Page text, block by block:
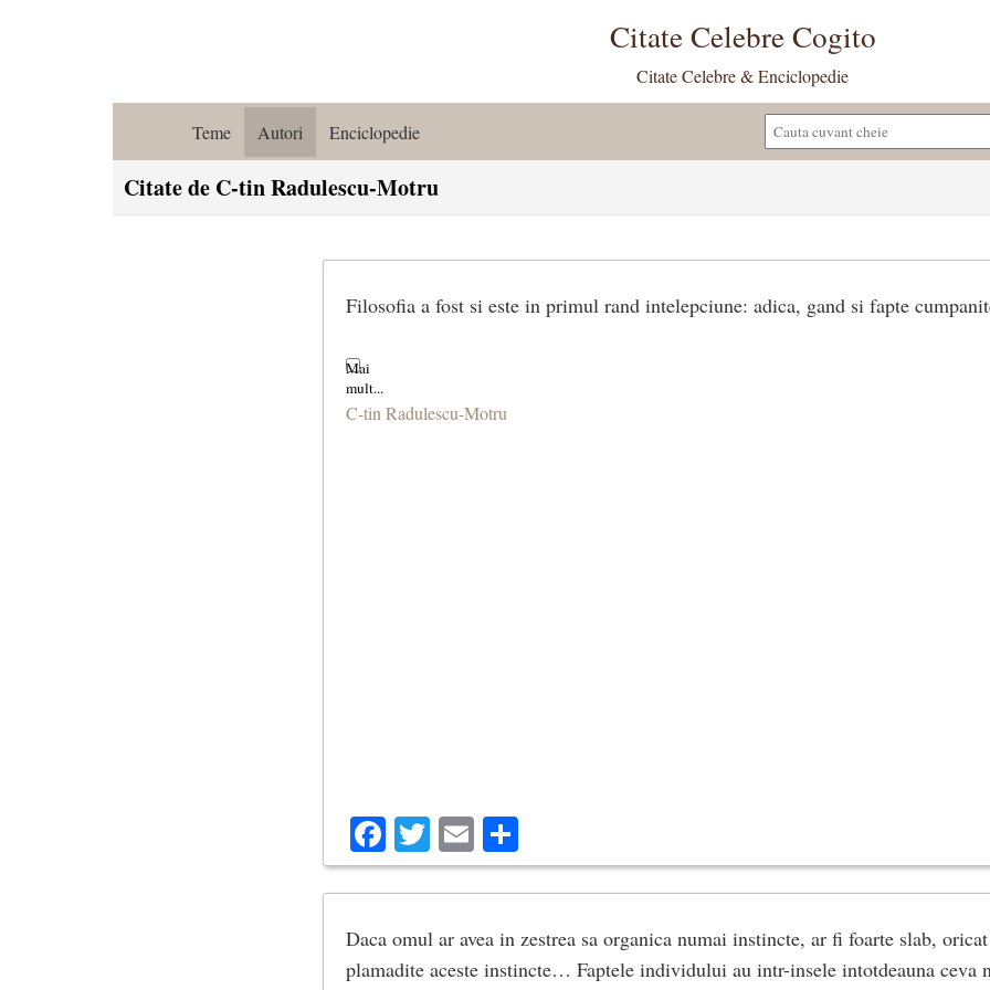
Citate Celebre Cogito
Citate Celebre & Enciclopedie
Teme Autori Enciclopedie
Citate de C-tin Radulescu-Motru
Filosofia a fost si este in primul rand intelepciune: adica, gand si fapte
C-tin Radulescu-Motru
Facebook
Twitter
Email
Daca omul ar avea in zestrea sa organica numai instincte, ar fi foarte slab,
plamadite aceste instincte… Faptele individului au intr-insele intotdeauna ceva